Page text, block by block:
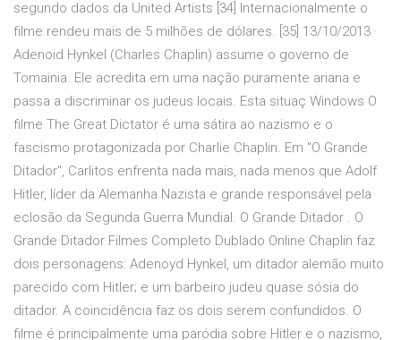
segundo dados da United Artists [34] Internacionalmente o
filme rendeu mais de 5 milhões de dólares. [35] 13/10/2013 ·
Adenoid Hynkel (Charles Chaplin) assume o governo de
Tomainia. Ele acredita em uma nação puramente ariana e
passa a discriminar os judeus locais. Esta situaç Windows O
filme The Great Dictator é uma sátira ao nazismo e o
fascismo protagonizada por Charlie Chaplin. Em "O Grande
Ditador", Carlitos enfrenta nada mais, nada menos que Adolf
Hitler, líder da Alemanha Nazista e grande responsável pela
eclosão da Segunda Guerra Mundial. O Grande Ditador . O
Grande Ditador Filmes Completo Dublado Online Chaplin faz
dois personagens: Adenoyd Hynkel, um ditador alemão muito
parecido com Hitler; e um barbeiro judeu quase sósia do
ditador. A coincidência faz os dois serem confundidos. O
filme é principalmente uma paródia sobre Hitler e o nazismo,